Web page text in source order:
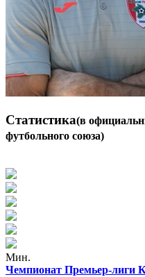
Статистика(в
футбольного союза)
Мин.
Чемпионат Премьер-лиги